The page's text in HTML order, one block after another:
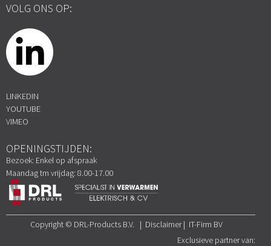
VOLG ONS OP:
LINKEDIN
YOUTUBE
VIMEO
OPENINGSTIJDEN:
Bezoek: Enkel op afspraak
Maandag tm vrijdag: 8.00-17.00
Copyright © DRL-Products B.V. | Disclaimer | IT-Firm BV
Exclusieve partner van: